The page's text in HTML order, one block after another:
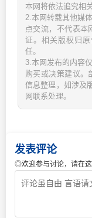
本网将依法追究相
2.本网转载其他媒
点交流，不代表本
证。相关版权归
任。
3.本网发布的内容
购买或决策建议。
信息整理，如涉及
网联系处理。
发表评论
◎欢迎参与讨论，请在